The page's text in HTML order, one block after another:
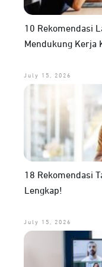
10 Rekomendasi
Mendukung Kerja
July 15, 2026
18 Rekomendasi
Lengkap!
July 15, 2026